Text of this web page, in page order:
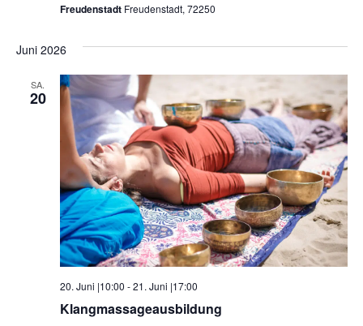
Freudenstadt Freudenstadt, 72250
Juni 2026
SA.
20
Klangmassageausbildung
20. Juni |10:00 -21. Juni |17:00